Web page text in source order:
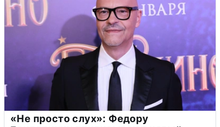
«Не просто слух»: Федору